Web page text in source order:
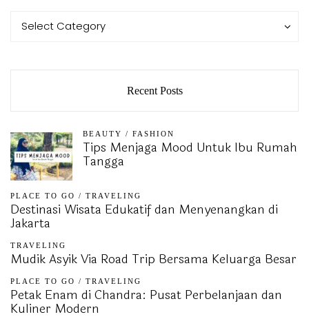
Categories
Select Category
Categories
Recent Posts
BEAUTY / FASHION
Tips Menjaga Mood Untuk Ibu Rumah
Tangga
PLACE TO GO / TRAVELING
Destinasi Wisata Edukatif dan Menyenangkan di
Jakarta
TRAVELING
Mudik Asyik Via Road Trip Bersama Keluarga Besar
PLACE TO GO / TRAVELING
Petak Enam di Chandra: Pusat Perbelanjaan dan
Kuliner Modern